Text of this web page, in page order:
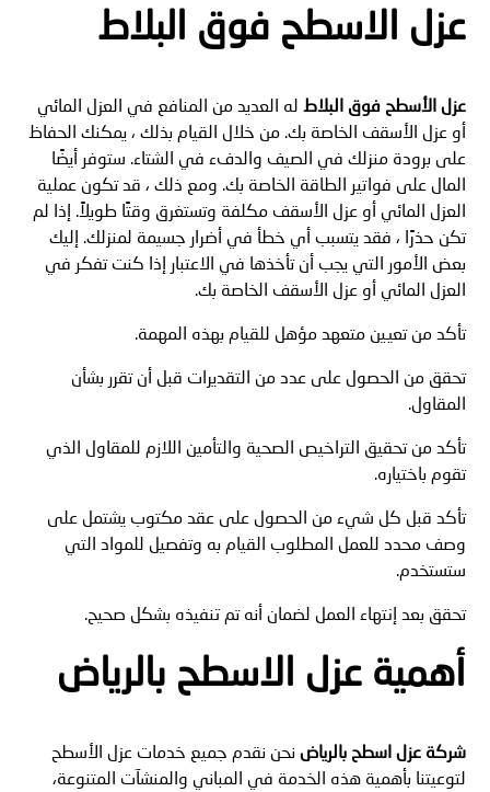
عزل الاسطح فوق البلاط
عزل الأسطح فوق البلاط له العديد من المنافع في العزل المائي
أو عزل الأسقف الخاصة بك. من خلال القيام بذلك ، يمكنك الحفاظ
على برودة منزلك في الصيف والدفء في الشتاء. ستوفر أيضًا
المال على فواتير الطاقة الخاصة بك. ومع ذلك ، قد تكون عملية
العزل المائي أو عزل الأسقف مكلفة وتستغرق وقتًا طويلاً. إذا لم
تكن حذرًا ، فقد يتسبب أي خطأ في أضرار جسيمة لمنزلك. إليك
بعض الأمور التي يجب أن تأخذها في الاعتبار إذا كنت تفكر في
العزل المائي أو عزل الأسقف الخاصة بك.
تأكد من تعيين متعهد مؤهل للقيام بهذه المهمة.
تحقق من الحصول على عدد من التقديرات قبل أن تقرر بشأن
المقاول.
تأكد من تحقيق التراخيص الصحية والتأمين اللازم للمقاول الذي
تقوم باختياره.
تأكد قبل كل شيء من الحصول على عقد مكتوب يشتمل على
وصف محدد للعمل المطلوب القيام به وتفصيل للمواد التي
ستستخدم.
تحقق بعد إنتهاء العمل لضمان أنه تم تنفيذه بشكل صحيح.
أهمية عزل الاسطح بالرياض
شركة عزل اسطح بالرياض نحن نقدم جميع خدمات عزل الأسطح
لتوعيتنا بأهمية هذه الخدمة في المباني والمنشآت المتنوعة،